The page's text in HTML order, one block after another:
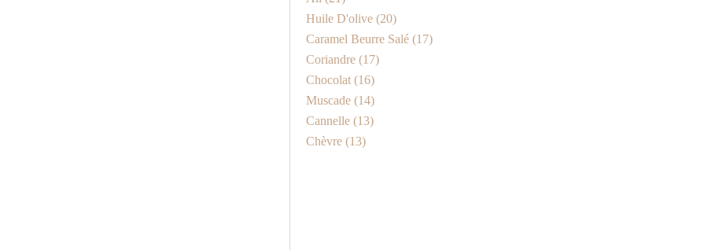
Huile D'olive (20)
Caramel Beurre Salé (17)
Coriandre (17)
Chocolat (16)
Muscade (14)
Cannelle (13)
Chèvre (13)